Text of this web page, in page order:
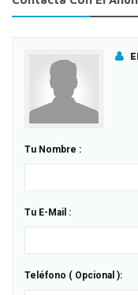
Tu Nombre :
Tu E-Mail :
Teléfono ( Opcional ):